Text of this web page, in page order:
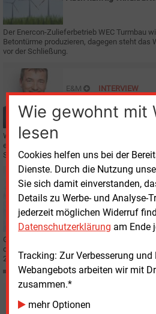
Wie gewohnt mit
lesen
Cookies helfen uns bei der
Dienste. Durch die Nutzung
Sie sich damit einverstanden,
Details zu Werbe- und Analyse-
jederzeit möglichen Widerruf
Datenschutzerklärung am Ende
Tracking: Zur Verbesserung
Webangebots arbeiten wir mit
zusammen.*
mehr Optionen
Der Enercon-Zulieferbetrieb WEC Turmbau
Betontürme produzieren, dagegen steht das
vor der Schließung.
E&M INTERVIEW
Wie es trotz oder gerade wegen der Corona-
erneuerbaren Energien weitergehen muss,
SPD-Energiepolitiker Johann Saathoff.
E&M STADTWERKE
Das Wettbieten um die
beginnen
Grünes Licht für den Verkauf der Stadtwerke
den Ausstieg aus der Energieversorgung
2017 mit Enercon begonnen hatte.
Möchten Sie